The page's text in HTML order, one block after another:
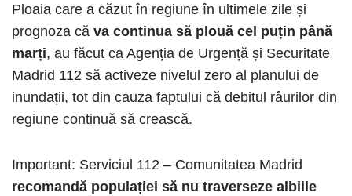
Ploaia care a căzut în regiune în ultimele zile și
prognoza că va continua să plouă cel puțin până
marți, au făcut ca Agenția de Urgență și Securitate
Madrid 112 să activeze nivelul zero al planului de
inundații, tot din cauza faptului că debitul râurilor din
regiune continuă să crească.
Important: Serviciul 112 – Comunitatea Madrid
recomandă populației să nu traverseze albiile